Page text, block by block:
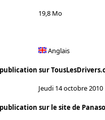
19,8 Mo
Anglais
sur
Jeudi 14 octobre 2010
sur le site de